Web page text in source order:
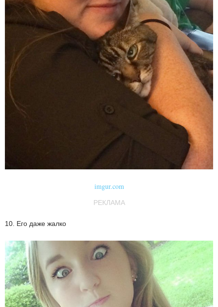
imgur.com
РЕКЛАМА
10. Его даже жалко